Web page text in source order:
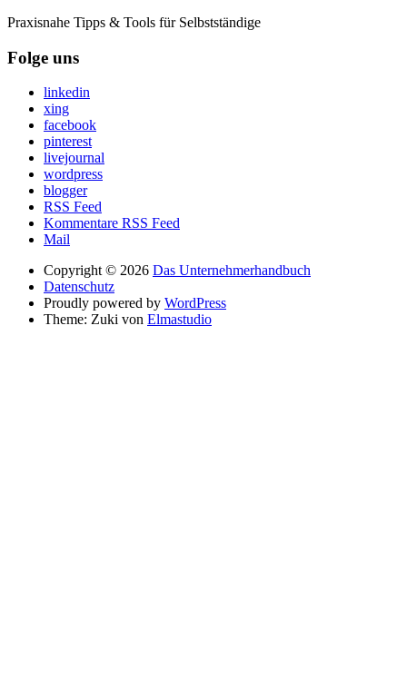
Praxisnahe Tipps & Tools für Selbstständige
Folge uns
linkedin
xing
facebook
pinterest
livejournal
wordpress
blogger
RSS Feed
Kommentare RSS Feed
Mail
Copyright © 2026 Das Unternehmerhandbuch
Datenschutz
Proudly powered by WordPress
Theme: Zuki von Elmastudio